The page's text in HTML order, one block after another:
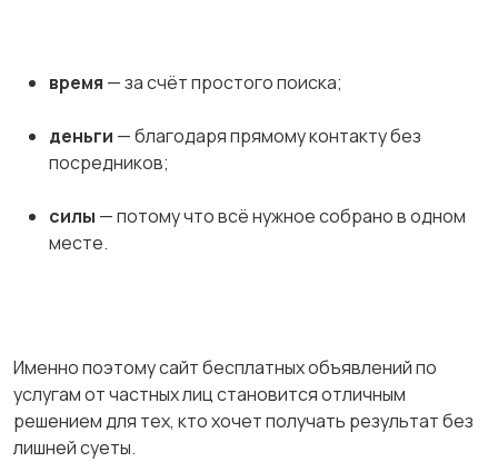
время — за счёт простого поиска;
деньги — благодаря прямому контакту без
посредников;
силы — потому что всё нужное собрано в одном
месте.
Именно поэтому сайт бесплатных объявлений по
услугам от частных лиц становится отличным
решением для тех, кто хочет получать результат без
лишней суеты.